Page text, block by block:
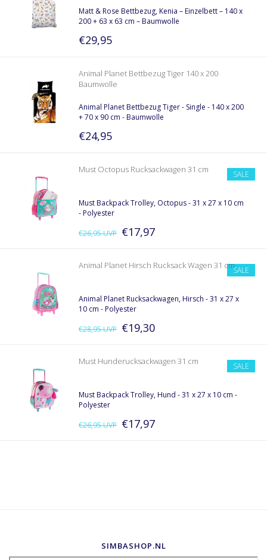
Matt & Rose Bettbezug, Kenia – Einzelbett – 140 x
200 + 63 x 63 cm – Baumwolle
€29,95
Animal Planet Bettbezug Tiger 140 x 200
Baumwolle
Animal Planet Bettbezug Tiger - Single - 140 x 200
+ 70 x 90 cm - Baumwolle
€24,95
SALE
Must Octopus Rucksackwagen 31 cm
Must Backpack Trolley, Octopus - 31 x 27 x 10 cm
- Polyester
€26,95UVP €17,97
SALE
Animal Planet Hirsch Rucksack Wagen 31 cm
Animal Planet Rucksackwagen, Hirsch - 31 x 27 x
10 cm - Polyester
€28,95UVP €19,30
SALE
Must Hunderucksackwagen 31 cm
Must Backpack Trolley, Hund - 31 x 27 x 10 cm -
Polyester
€26,95UVP €17,97
SIMBASHOP.NL